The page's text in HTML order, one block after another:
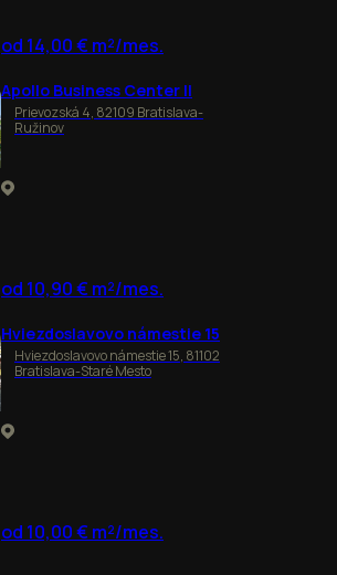
od 14,00 € m²/mes.
Apollo Business Center II
Prievozská 4, 82109 Bratislava-
Ružinov
od 10,90 € m²/mes.
Hviezdoslavovo námestie 15
Hviezdoslavovo námestie 15, 81102
Bratislava-Staré Mesto
od 10,00 € m²/mes.